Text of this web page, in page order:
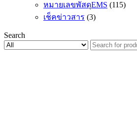
หมายเลขพัสดุEMS (115)
เช็คข่าวสาร (3)
Search